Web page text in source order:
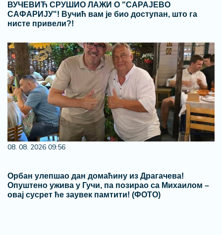
ВУЧЕВИЋ СРУШИО ЛАЖИ О "САРАЈЕВО
САФАРИЈУ"! Вучић вам је био доступан, што га
нисте привели?!
08. 08. 2026 09:56
Oрбан улепшао дан домаћину из Драгачева!
Опуштено ужива у Гучи, па позирао са Михаилом –
овај сусрет ће заувек памтити! (ФОТО)